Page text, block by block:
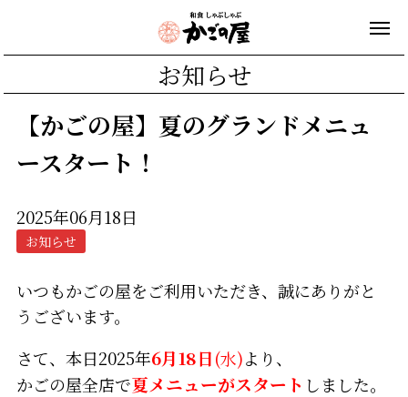
お知らせ
【かごの屋】夏のグランドメニュ
ースタート！
2025年06月18日
お知らせ
いつもかごの屋をご利用いただき、誠にありがと
うございます。
さて、本日2025年6月18日(水)より、
かごの屋全店で夏メニューがスタート しました。